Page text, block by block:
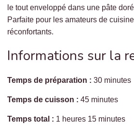
le tout enveloppé dans une pâte
Parfaite pour les amateurs de
réconfortants.
Informations sur la
Temps de préparation : 30 minutes
Temps de cuisson : 45 minutes
Temps total : 1 heures 15 minutes